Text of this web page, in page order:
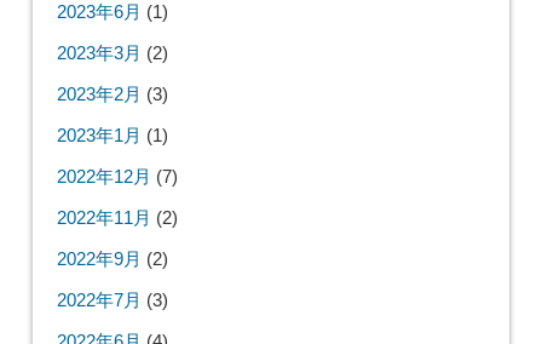
2023年6月 (1)
2023年3月 (2)
2023年2月 (3)
2023年1月 (1)
2022年12月 (7)
2022年11月 (2)
2022年9月 (2)
2022年7月 (3)